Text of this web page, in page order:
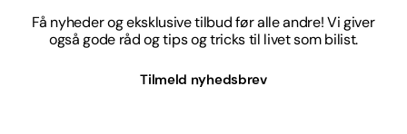
Få nyheder og eksklusive tilbud før alle andre! Vi giver
også gode råd og tips og tricks til livet som bilist.
Tilmeld nyhedsbrev